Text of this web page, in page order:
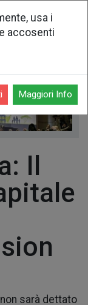
Il
sarà dettato
usa i
accosenti
Maggiori Info